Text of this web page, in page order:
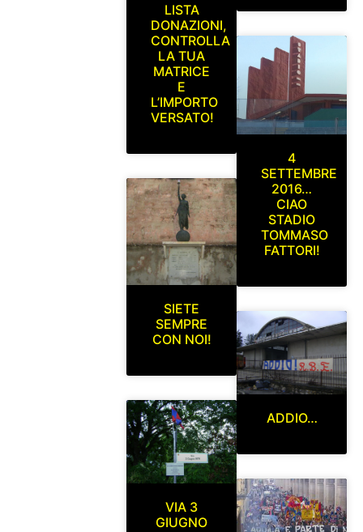
LISTA
DONAZIONI,
CONTROLLA
LA TUA
MATRICE
E
L’IMPORTO
VERSATO!
SIETE
SEMPRE
CON NOI!
VIA 3
GIUGNO
4
SETTEMBRE
2016…
CIAO
STADIO
TOMMASO
FATTORI!
ADDIO…